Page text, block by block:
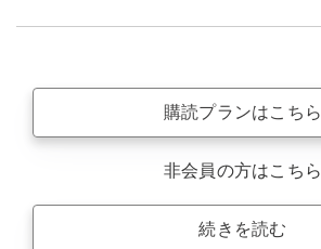
購読プランはこちら
非会員の方はこちら
続きを読む